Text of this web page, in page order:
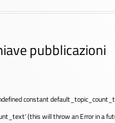
pubblicazioni
constant
(this will throw an Error in a